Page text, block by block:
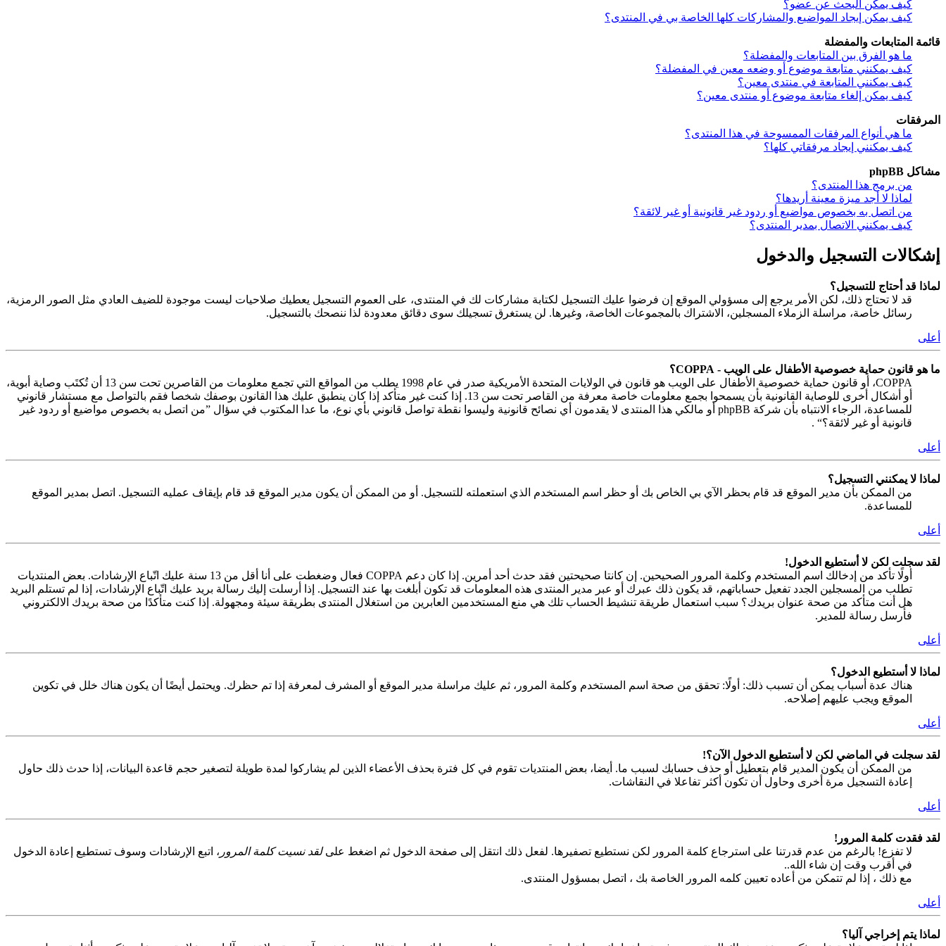
كيف يمكن البحث عن عضو؟
كيف يمكن إيجاد المواضيع والمشاركات كلها الخاصة بي في المنتدى؟
قائمة المتابعات والمفضلة
ما هو الفرق بين المتابعات والمفضلة؟
كيف يمكنني متابعة موضوع أو وضعه معين في المفضلة؟
كيف يمكنني المتابعة في منتدى معين؟
كيف يمكن إلغاء متابعة موضوع أو منتدى معين؟
المرفقات
ما هي أنواع المرفقات الممسوحة في هذا المنتدى؟
كيف يمكنني إيجاد مرفقاتي كلها؟
مشاكل phpBB
من برمج هذا المنتدى؟
لماذا لا أجد ميزة معينة أريدها؟
من اتصل به بخصوص مواضيع أو ردود غير قانونية أو غير لائقة؟
كيف يمكنني الاتصال بمدير المنتدى؟
إشكالات التسجيل والدخول
لماذا قد أحتاج للتسجيل؟
قد لا تحتاج ذلك، لكن الأمر يرجع إلى مسؤولي الموقع إن فرضوا عليك التسجيل لكتابة مشاركات لك في المنتدى، على العموم التسجيل يعطيك صلاحيات ليست موجودة للضيف العادي مثل الصور الرمزية،
رسائل خاصة، مراسلة الزملاء المسجلين، الاشتراك بالمجموعات الخاصة، وغيرها. لن يستغرق تسجيلك سوى دقائق معدودة لذا ننصحك بالتسجيل.
أعلى
ما هو قانون حماية خصوصية الأطفال على الويب - COPPA؟
COPPA، أو قانون حماية خصوصية الأطفال على الويب هو قانون في الولايات المتحدة الأمريكية صدر في عام 1998 يطلب من المواقع التي تجمع معلومات من القاصرين تحت سن 13 أن تُكتَب وصاية أبوية،
أو أشكال أخرى للوصاية القانونية بأن يسمحوا بجمع معلومات خاصة معرفة من القاصر تحت سن 13. إذا كنت غير متأكد إذا كان ينطبق عليك هذا القانون بوصفك شخصا فقم بالتواصل مع مستشار قانوني
للمساعدة، الرجاء الانتباه بأن شركة phpBB أو مالكي هذا المنتدى لا يقدمون أي نصائح قانونية وليسوا نقطة تواصل قانوني بأي نوع، ما عدا المكتوب في سؤال ”من اتصل به بخصوص مواضيع أو ردود غير
قانونية أو غير لائقة؟“ .
أعلى
لماذا لا يمكنني التسجيل؟
من الممكن بأن مدير الموقع قد قام بحظر الآي بي الخاص بك أو حظر اسم المستخدم الذي استعملته للتسجيل. أو من الممكن أن يكون مدير الموقع قد قام بإيقاف عمليه التسجيل. اتصل بمدير الموقع
للمساعدة.
أعلى
لقد سجلت لكن لا أستطيع الدخول!
أولًا تأكد من إدخالك اسم المستخدم وكلمة المرور الصحيحين. إن كانتا صحيحتين فقد حدث أحد أمرين. إذا كان دعم COPPA فعال وضغطت على أنا أقل من 13 سنة عليك اتّباع الإرشادات. بعض المنتديات
تطلب من المسجلين الجدد تفعيل حساباتهم، قد يكون ذلك عبرك أو عبر مدير المنتدى هذه المعلومات قد تكون أبلغت بها عند التسجيل. إذا أرسلت إليك رسالة بريد عليك اتّباع الإرشادات، إذا لم تستلم البريد
هل أنت متأكد من صحة عنوان بريدك؟ سبب استعمال طريقة تنشيط الحساب تلك هي منع المستخدمين العابرين من استغلال المنتدى بطريقة سيئة ومجهولة. إذا كنت متأكدًا من صحة بريدك الالكتروني
فأرسل رسالة للمدير.
أعلى
لماذا لا أستطيع الدخول؟
هناك عدة أسباب يمكن أن تسبب ذلك: أولًا: تحقق من صحة اسم المستخدم وكلمة المرور، ثم عليك مراسلة مدير الموقع أو المشرف لمعرفة إذا تم حظرك. ويحتمل أيضًا أن يكون هناك خلل في تكوين
الموقع ويجب عليهم إصلاحه.
أعلى
لقد سجلت في الماضي لكن لا أستطيع الدخول الآن؟!
من الممكن أن يكون المدير قام بتعطيل أو حذف حسابك لسبب ما. أيضا، بعض المنتديات تقوم في كل فترة بحذف الأعضاء الذين لم يشاركوا لمدة طويلة لتصغير حجم قاعدة البيانات، إذا حدث ذلك حاول
إعادة التسجيل مرة أخرى وحاول أن تكون أكثر تفاعلا في النقاشات.
أعلى
لقد فقدت كلمة المرور!
لا تفزع! بالرغم من عدم قدرتنا على استرجاع كلمة المرور لكن نستطيع تصفيرها. لفعل ذلك انتقل إلى صفحة الدخول ثم اضغط علىلقد نسيت كلمة المرور ، اتبع الإرشادات وسوف تستطيع إعادة الدخول
في أقرب وقت إن شاء الله..
مع ذلك ، إذا لم تتمكن من أعاده تعيين كلمه المرور الخاصة بك ، اتصل بمسؤول المنتدى.
أعلى
لماذا يتم إخراجي آليا؟